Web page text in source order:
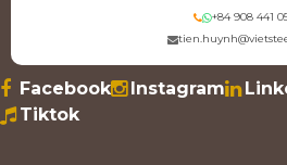
+84 908 441
Facebook Instagram
Tiktok